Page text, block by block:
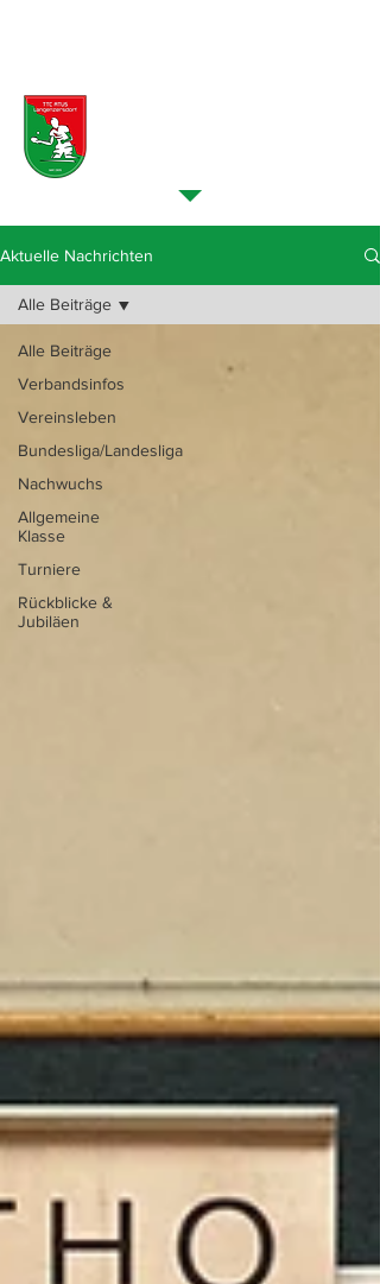
Aktuelle Nachrichten
Alle Beiträge
Verbandsinfos
Vereinsleben
Bundesliga/Landesliga
Nachwuchs
Allgemeine
Klasse
Turniere
Rückblicke &
Jubiläen
Alle Beiträge